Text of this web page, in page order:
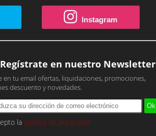
Instagram
Regístrate en nuestro Newsletter
en tu email ofertas, liquidaciones, promociones,
descuento y novedades.
la política de privacidad